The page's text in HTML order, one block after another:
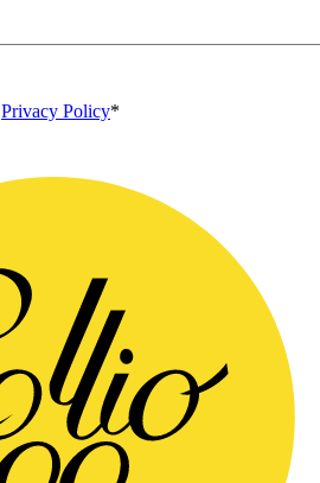
Privacy Policy*